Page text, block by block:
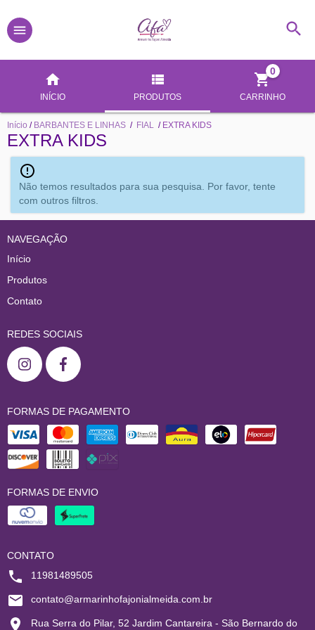
INÍCIO PRODUTOS CARRINHO
0
Início / BARBANTES E LINHAS / FIAL / EXTRA KIDS
EXTRA KIDS
Não temos resultados para sua pesquisa. Por favor, tente
com outros filtros.
NAVEGAÇÃO
Início
Produtos
Contato
REDES SOCIAIS
FORMAS DE PAGAMENTO
FORMAS DE ENVIO
CONTATO
11981489505
contato@armarinhofajonialmeida.com.br
Rua Serra do Pilar, 52 Jardim Cantareira - São Bernardo do